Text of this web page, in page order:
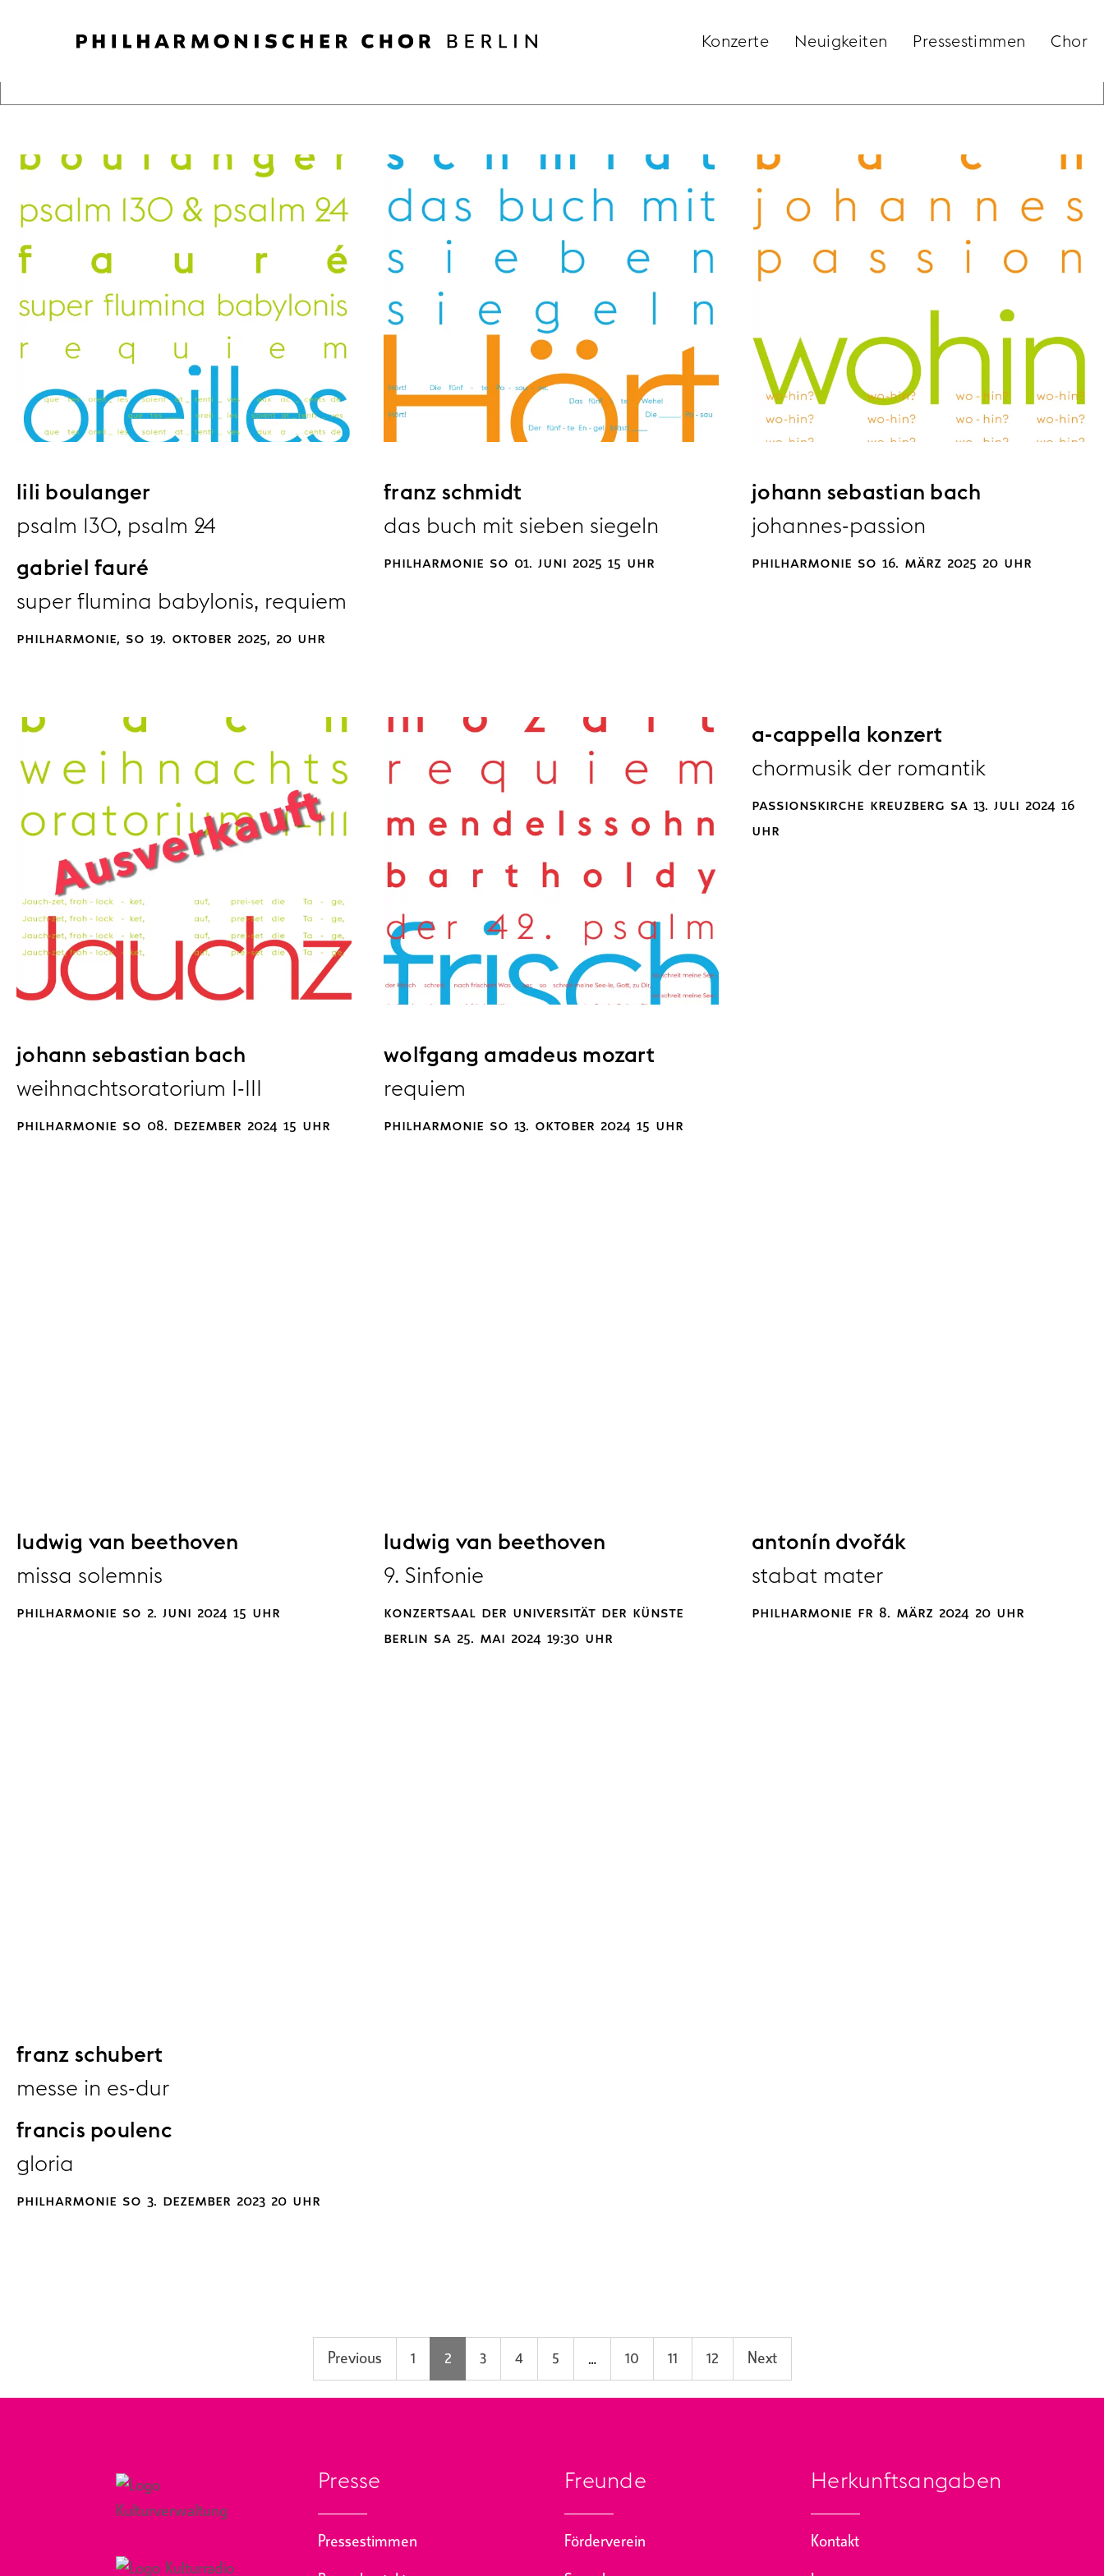
Konzerte Neuigkeiten Pressestimmen Chor
lili boulanger
psalm 130, psalm 24
gabriel fauré
super flumina babylonis, requiem
philharmonie, so 19. oktober 2025, 20 uhr
franz schmidt
das buch mit sieben siegeln
philharmonie so 01. juni 2025 15 uhr
johann sebastian bach
johannes-passion
philharmonie so 16. märz 2025 20 uhr
johann sebastian bach
weihnachtsoratorium I-III
philharmonie so 08. dezember 2024 15 uhr
wolfgang amadeus mozart
requiem
philharmonie so 13. oktober 2024 15 uhr
a-cappella konzert
chormusik der romantik
passionskirche kreuzberg sa 13. juli 2024 16
uhr
ludwig van beethoven
missa solemnis
philharmonie so 2. juni 2024 15 uhr
ludwig van beethoven
9. Sinfonie
konzertsaal der universität der künste
berlin sa 25. mai 2024 19:30 uhr
antonín dvořák
stabat mater
philharmonie fr 8. märz 2024 20 uhr
franz schubert
messe in es-dur
francis poulenc
gloria
philharmonie so 3. dezember 2023 20 uhr
Previous 1 2 3 4 5 … 10 11 12 Next
Presse
Pressestimmen
Freunde
Förderverein
Herkunftsangaben
Kontakt